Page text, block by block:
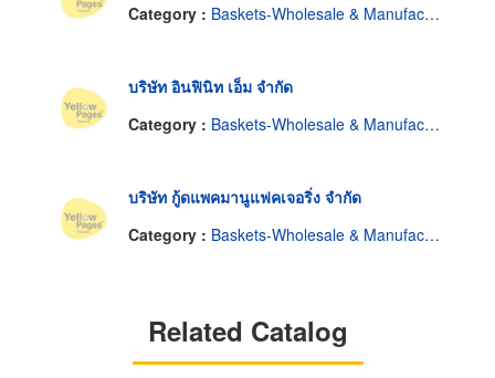
Category : Baskets-Wholesale & Manufacturers
บริษัท อินฟินิท เอ็ม จำกัด
Category : Baskets-Wholesale & Manufacturers
บริษัท กู้ดแพคมานูแฟคเจอริ่ง จำกัด
Category : Baskets-Wholesale & Manufacturers
Related Catalog